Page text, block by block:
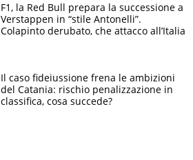
F1, la Red Bull prepara la successione a
Verstappen in “stile Antonelli”.
Colapinto derubato, che attacco all’Italia
Il caso fideiussione frena le ambizioni
del Catania: rischio penalizzazione in
classifica, cosa succede?